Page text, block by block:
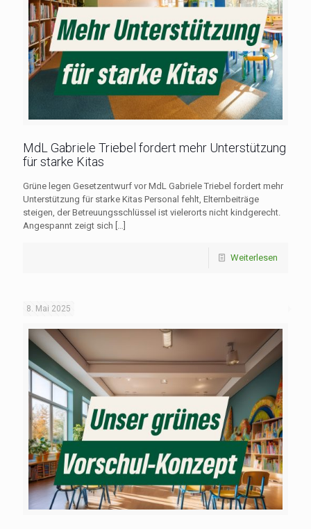
MdL Gabriele Triebel fordert mehr Unterstützung
für starke Kitas
Grüne legen Gesetzentwurf vor MdL Gabriele Triebel fordert mehr
Unterstützung für starke Kitas Personal fehlt, Elternbeiträge
steigen, der Betreuungsschlüssel ist vielerorts nicht kindgerecht.
Angespannt zeigt sich […]
Weiterlesen
8. Mai 2025